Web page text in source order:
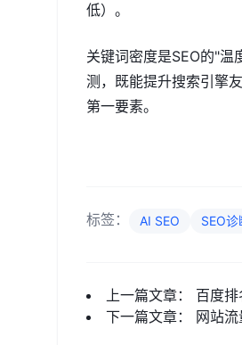
低）。
关键词密度是SEO的"
测，既能提升搜索引擎
第一要素。
标签： AI SEO SEO诊
上一篇文章： 百度
下一篇文章： 网站